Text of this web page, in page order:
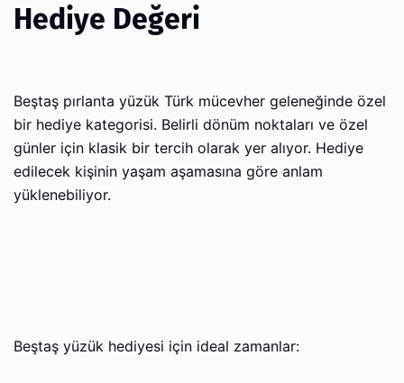
Hediye Değeri
Beştaş pırlanta yüzük Türk mücevher geleneğinde özel
bir hediye kategorisi. Belirli dönüm noktaları ve özel
günler için klasik bir tercih olarak yer alıyor. Hediye
edilecek kişinin yaşam aşamasına göre anlam
yüklenebiliyor.
Beştaş yüzük hediyesi için ideal zamanlar: